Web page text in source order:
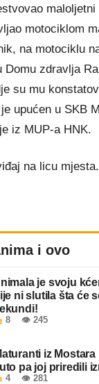
motociklom
na motociklu
Domu zdravlja
su mu
upućen u SKB
iz MUP-a HNK.
na licu mjesta.
i ovo
je svoju
ni slutila šta će
8 👁 245
iz
pa joj priredili
4 👁 281